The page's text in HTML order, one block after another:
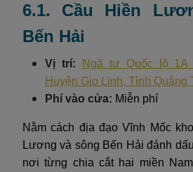
6.1. Cầu Hiền
Bến Hải
Vị trí:
Ngã tư Quốc lộ 1A
Huyện Gio Linh, Tỉnh Quảng
Phí vào cửa: Miễn phí
Nằm cách địa đạo Vĩnh Mốc
Lương và sông Bến Hải đánh
nơi từng chia cắt hai miền